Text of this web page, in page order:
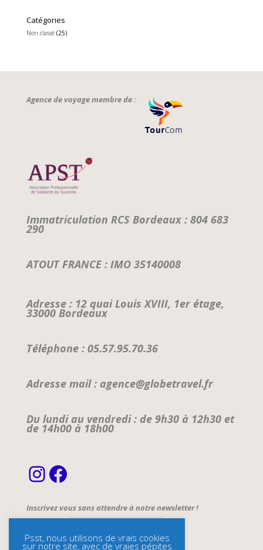
Catégories
Non classé(25)
Agence de voyage membre de :
Immatriculation RCS Bordeaux : 804 683
290
ATOUT FRANCE : IMO 35140008
Adresse : 12 quai Louis XVIII, 1er étage,
33000 Bordeaux
Téléphone : 05.57.95.70.36
Adresse mail : agence@globetravel.fr
Du lundi au vendredi : de 9h30 à 12h30 et
de 14h00 à 18h00
Instagram
Facebook
Inscrivez vous sans attendre à notre newsletter !
Name
Psst, nous utilisons de vrais cookies
sur notre site, avec de vraies pépites